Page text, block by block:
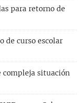
para retorno de
de curso escolar
compleja situación